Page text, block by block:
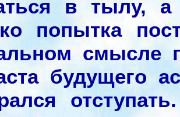
в тылу,
попытка
смысле
будущего